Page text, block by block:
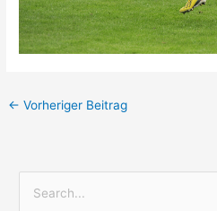
← Vorheriger Beitrag